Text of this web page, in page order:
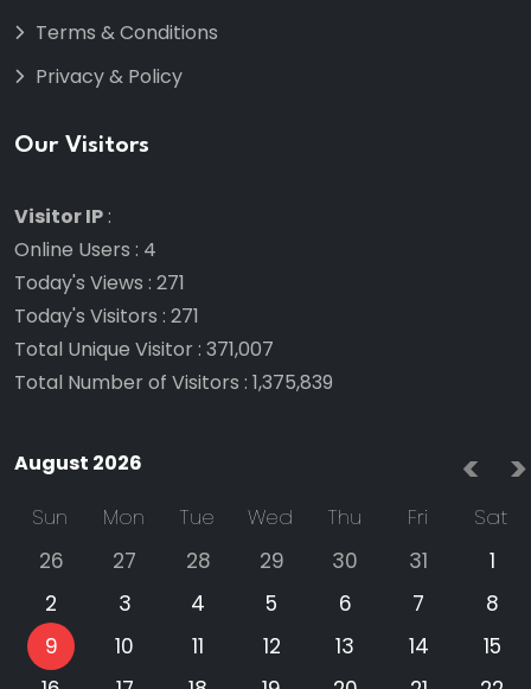
Terms & Conditions
Privacy & Policy
Our Visitors
Visitor IP :
Online Users : 4
Today's Views : 271
Today's Visitors : 271
Total Unique Visitor : 371,007
Total Number of Visitors : 1,375,839
August 2026 < >
Sun Mon Tue Wed Thu Fri
Sat
26
27 28 29 30 31
1
2
3 4 5 6 7
8
9
10 11 12 13 14
15